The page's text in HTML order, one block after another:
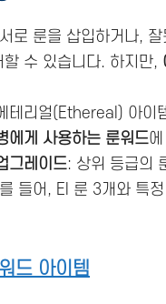
로 룬을 삽입하거나,
수 있습니다. 하지만,
테리얼(Ethereal) 아이
에게 사용하는 룬워드
그레이드: 상위 등급의
들어, El 룬 3개와 특
드 아이템